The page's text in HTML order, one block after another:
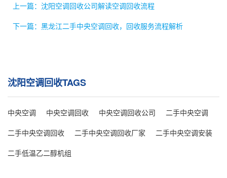
上一篇：沈阳空调回收公司解读空调回收流程
下一篇：黑龙江二手中央空调回收，回收服务流程解析
沈阳空调回收TAGS
中央空调 中央空调回收 中央空调回收公司
二手中央空调
二手中央空调回收
二手中央空调回收厂家
二手中央空调安装
二手低温乙二醇机组